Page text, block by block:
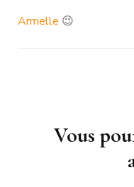
Armelle 😉
Navigation
Vous